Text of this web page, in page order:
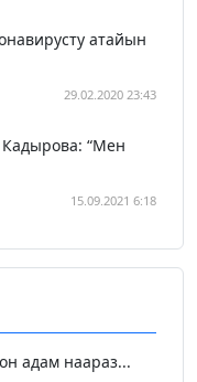
атайын
29.02.2020 23:43
“Мен
15.09.2021 6:18
адам наараз...